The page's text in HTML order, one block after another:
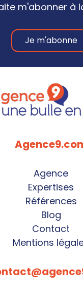
m'abonner à
Agence
Expertises
Références
Blog
Contact
Mentions